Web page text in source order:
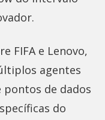
FIFA e Lenovo,
agentes
pontos de dados
do